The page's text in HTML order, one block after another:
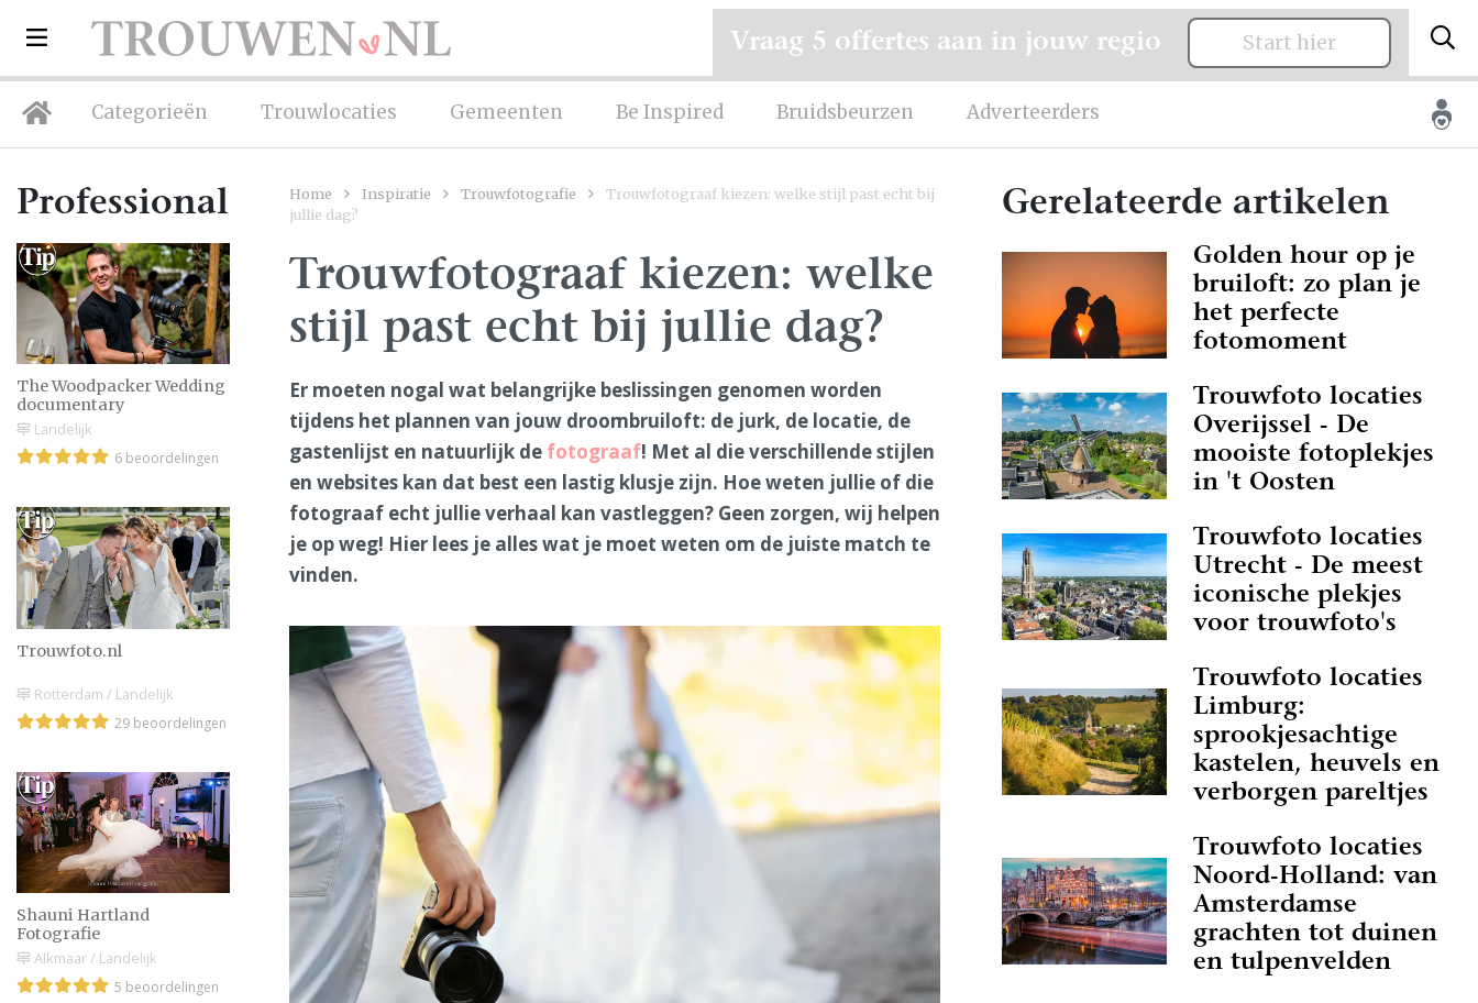
Categorieën Trouwlocaties Gemeenten Be Inspired Bruidsbeurzen Adverteerders
Vraag 5 offertes aan in jouw regio Start hier
Professionals
The Woodpacker Wedding
documentary
Landelijk
6 beoordelingen
Trouwfoto.nl
Rotterdam / Landelijk
29 beoordelingen
Shauni Hartland
Fotografie
Alkmaar / Landelijk
5 beoordelingen
Home Inspiratie Trouwfotografie
Trouwfotograaf kiezen: welke stijl past echt bij
jullie dag?
Trouwfotograaf kiezen: welke
stijl past echt bij jullie dag?
Er moeten nogal wat belangrijke beslissingen genomen worden
tijdens het plannen van jouw droombruiloft: de jurk, de locatie, de
gastenlijst en natuurlijk de fotograaf! Met al die verschillende stijlen
en websites kan dat best een lastig klusje zijn. Hoe weten jullie of die
fotograaf echt jullie verhaal kan vastleggen? Geen zorgen, wij helpen
je op weg! Hier lees je alles wat je moet weten om de juiste match te
vinden.
Gerelateerde artikelen
Golden hour op je
bruiloft: zo plan je
het perfecte
fotomoment
Trouwfoto locaties
Overijssel - De
mooiste fotoplekjes
in 't Oosten
Trouwfoto locaties
Utrecht - De meest
iconische plekjes
voor trouwfoto's
Trouwfoto locaties
Limburg:
sprookjesachtige
kastelen, heuvels en
verborgen pareltjes
Trouwfoto locaties
Noord-Holland: van
Amsterdamse
grachten tot duinen
en tulpenvelden